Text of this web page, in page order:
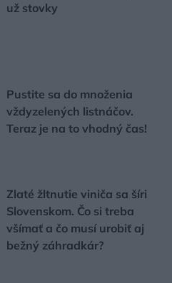
už stovky
Pustite sa do množenia
vždyzelených listnáčov.
Teraz je na to vhodný čas!
Zlaté žltnutie viniča sa šíri
Slovenskom. Čo si treba
všímať a čo musí urobiť aj
bežný záhradkár?